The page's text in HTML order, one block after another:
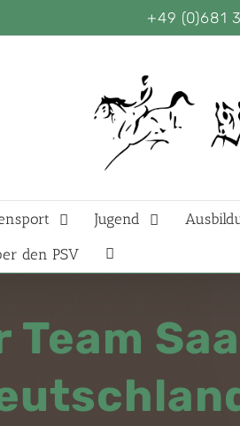
+49 (0)681
Jugend
den PSV